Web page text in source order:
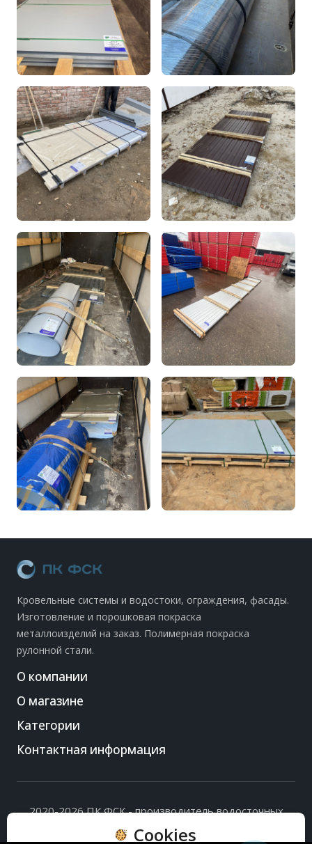
Кровельные системы и водостоки, ограждения, фасады.
Изготовление и порошковая покраска
металлоизделий на заказ. Полимерная покраска
рулонной стали.
О компании
О магазине
Категории
Контактная информация
2020-2026 ПК ФСК - производитель водосточных
Политика обработки персональных данных
Cookies